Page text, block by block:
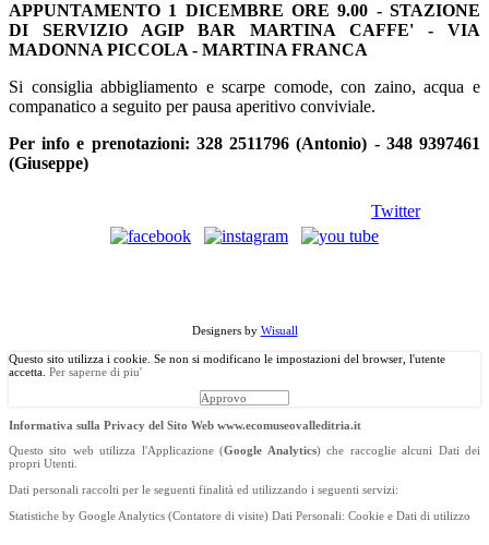
APPUNTAMENTO 1 DICEMBRE ORE 9.00 - STAZIONE
DI SERVIZIO AGIP BAR MARTINA CAFFE' - VIA
MADONNA PICCOLA - MARTINA FRANCA
Si consiglia abbigliamento e scarpe comode, con zaino, acqua e
companatico a seguito per pausa aperitivo conviviale.
Per info e prenotazioni: 328 2511796 (Antonio) - 348 9397461
(Giuseppe)
Twitter
Designers by Wisuall
Questo sito utilizza i cookie. Se non si modificano le impostazioni del browser, l'utente
accetta. Per saperne di piu'
Approvo
Informativa sulla Privacy del Sito Web www.ecomuseovalleditria.it
Questo sito web utilizza l'Applicazione (Google Analytics) che raccoglie alcuni Dati dei
propri Utenti.
Dati personali raccolti per le seguenti finalità ed utilizzando i seguenti servizi:
Statistiche by Google Analytics (Contatore di visite) Dati Personali: Cookie e Dati di utilizzo